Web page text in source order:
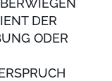
DER
ODER